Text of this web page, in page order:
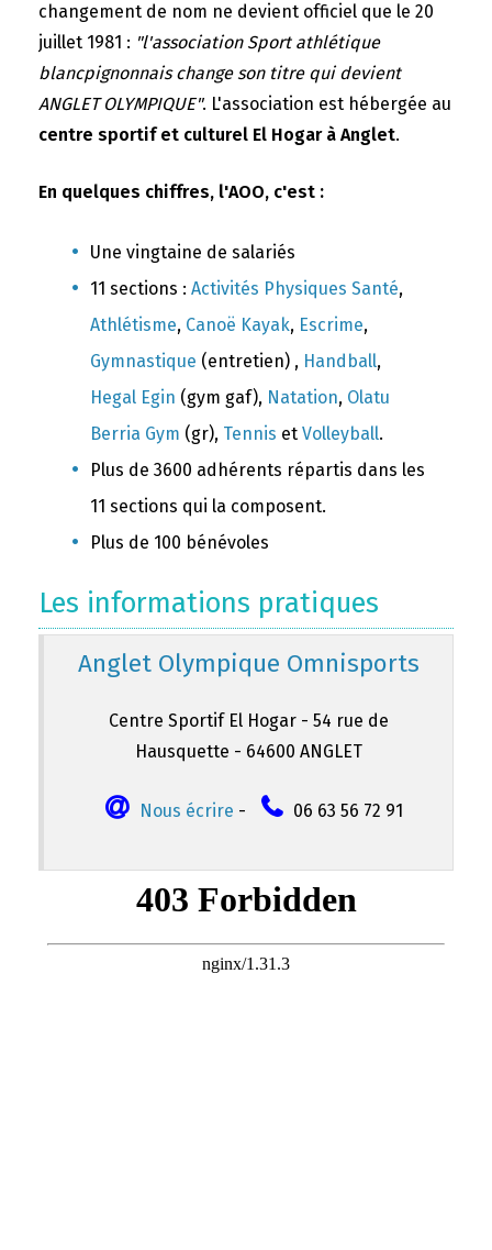
changement de nom ne devient officiel que le 20
juillet 1981 : "l'association Sport athlétique
blancpignonnais change son titre qui devient
ANGLET OLYMPIQUE". L'association est hébergée au
centre sportif et culturel El Hogar à Anglet.
En quelques chiffres, l'AOO, c'est :
Une vingtaine de salariés
11 sections : Activités Physiques Santé,
Athlétisme, Canoë Kayak, Escrime,
Gymnastique (entretien) , Handball,
Hegal Egin (gym gaf), Natation, Olatu
Berria Gym (gr), Tennis et Volleyball.
Plus de 3600 adhérents répartis dans les
11 sections qui la composent.
Plus de 100 bénévoles
Les informations pratiques
Anglet Olympique Omnisports
Centre Sportif El Hogar - 54 rue de
Hausquette - 64600 ANGLET
Nous écrire - 06 63 56 72 91